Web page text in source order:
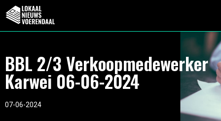
BBL 2/3 Verkoopmedewerker
Karwei 06-06-2024
07-06-2024